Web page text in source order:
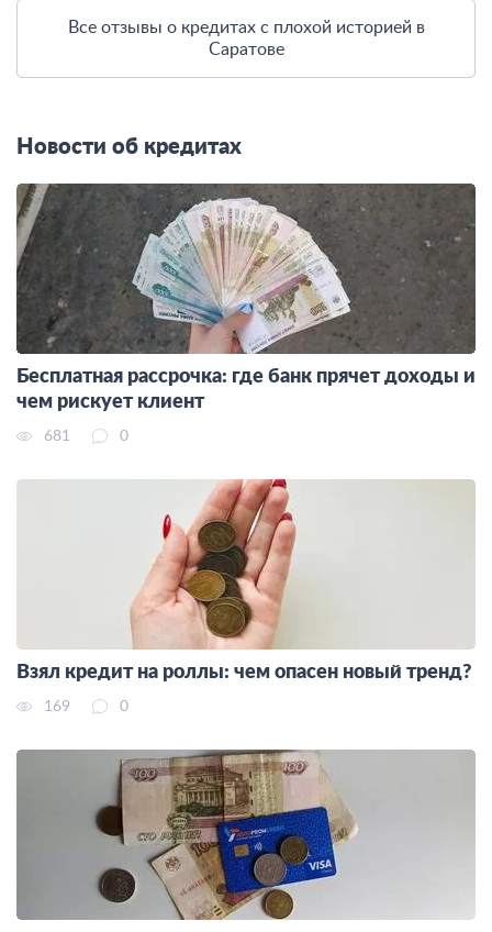
Все отзывы о кредитах с плохой историей в
Саратове
Новости об кредитах
Бесплатная рассрочка: где банк прячет доходы и
чем рискует клиент
681 0
Взял кредит на роллы: чем опасен новый тренд?
169 0